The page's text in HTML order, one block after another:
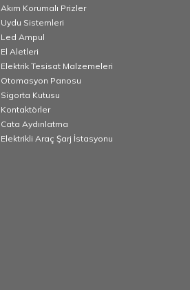
Akım Korumalı Prizler
Uydu Sistemleri
Led Ampul
El Aletleri
Elektrik Tesisat Malzemeleri
Otomasyon Panosu
Sigorta Kutusu
Kontaktörler
Cata Aydınlatma
Elektrikli Araç Şarj İstasyonu